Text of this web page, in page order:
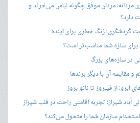
مردانه؛ مردان موفق چگونه لباس می‌خرند و
دارد؟
گردشگری؛ زنگ خطری برای آینده
برای سازه شما مناسب‌تر است؟
در سازه‌های بزرگ
و مقایسه آن با دیگر برندها
از فیبروز تا نانو بروز
آباد شیراز؛ تجربه اقامتی راحت در قلب شیراز